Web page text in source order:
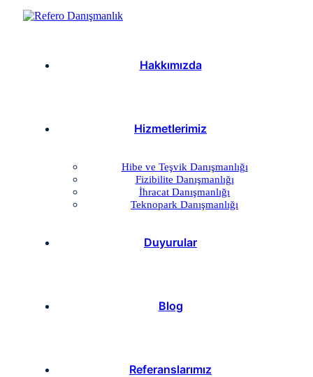
Hakkımızda
Hizmetlerimiz
Hibe ve Teşvik Danışmanlığı
Fizibilite Danışmanlığı
İhracat Danışmanlığı
Teknopark Danışmanlığı
Duyurular
Blog
Referanslarımız